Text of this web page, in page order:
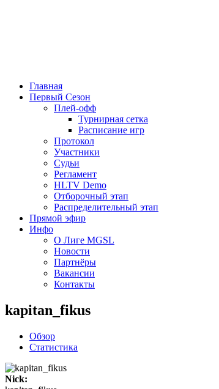
Главная
Первый Сезон
Плей-офф
Турнирная сетка
Расписание игр
Протокол
Участники
Судьи
Регламент
HLTV Demo
Отборочный этап
Распределительный этап
Прямой эфир
Инфо
О Лиге MGSL
Новости
Партнёры
Вакансии
Контакты
kapitan_fikus
Обзор
Статистика
Nick: